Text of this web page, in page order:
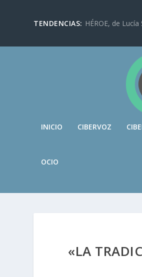
TENDENCIAS: HÉROE, de Lucía
INICIO CIBERVOZ
OCIO
«LA